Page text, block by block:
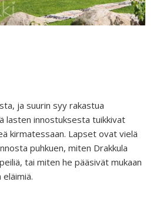
ja suurin syy rakastua
lasten innostuksesta tuikkivat
kirmatessaan. Lapset ovat vielä
puhkuen, miten Drakkula
tai miten he pääsivät mukaan